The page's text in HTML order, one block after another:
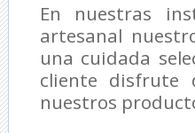
En nuestras
artesanal
una cuidada
cliente disfrute
nuestros